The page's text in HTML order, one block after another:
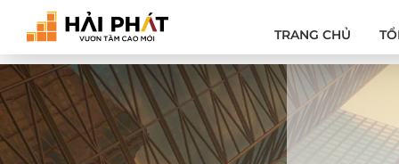
TRANG CHỦ